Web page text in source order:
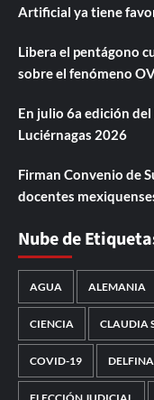
Artificial ya tiene
Libera el pentágono
sobre el fenómeno
En julio 6a edición
Luciérnagas 2026
Firman Convenio de
docentes
Nube de
AGUA ALEMANIA
CIENCIA CLAUDIA
COVID-19